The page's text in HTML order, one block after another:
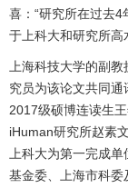
喜：“研究所在过去
于上科大和研究所高
上海科技大学的副
究员为该论文共同通
2017级硕博连读生
iHuman研究所赵素
上科大为第一完成
基金委、上海市科委